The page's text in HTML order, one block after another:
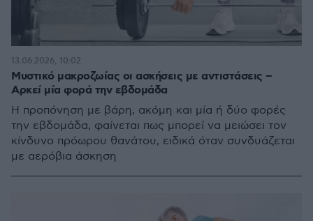
Μυστικό μακροζωίας οι ασκήσεις με αντιστάσεις –
Αρκεί μία φορά την εβδομάδα
Η προπόνηση με βάρη, ακόμη και μία ή δύο φορές
την εβδομάδα, φαίνεται πως μπορεί να μειώσει τον
κίνδυνο πρόωρου θανάτου, ειδικά όταν συνδυάζεται
με αερόβια άσκηση
13.06.2026, 10:02